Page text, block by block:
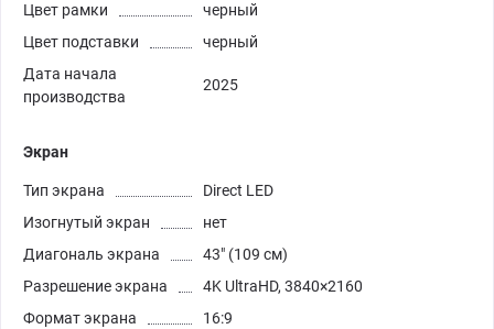
Цвет рамки
черный
Цвет подставки
черный
Дата начала
производства
2025
Экран
Тип экрана
Direct LED
Изогнутый экран
нет
Диагональ экрана
43" (109 см)
Разрешение экрана
4K UltraHD, 3840×2160
Формат экрана
16:9